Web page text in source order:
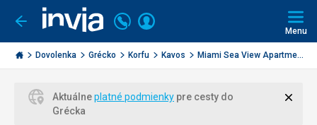
Ísť
späť
Invia.sk
Volajte
+421
2
3221
Prihlásiť
Menu
Dovolenka Grécko Korfu Kavos Miami Sea View Apartme...
Aktuálneplatné podmienky pre cesty do
Grécka